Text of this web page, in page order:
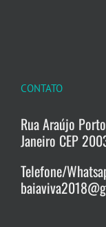
CONTATO
Rua Araújo
Janeiro CEP
Telefone/